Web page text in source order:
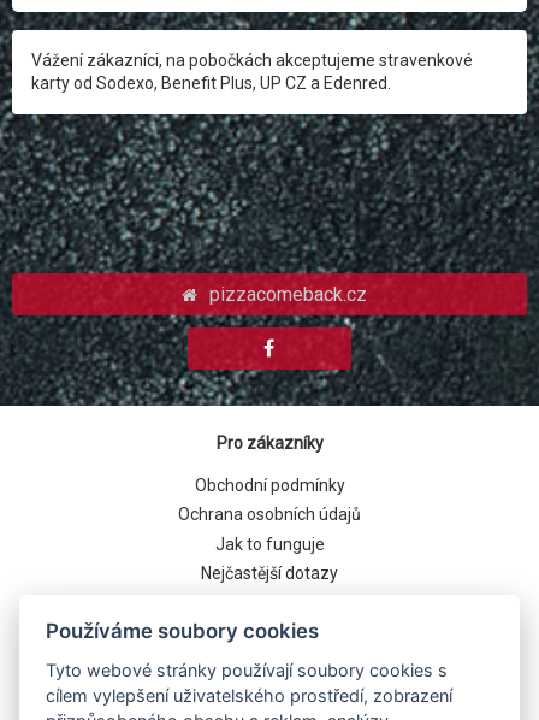
Vážení zákazníci, na pobočkách akceptujeme stravenkové
karty od Sodexo, Benefit Plus, UP CZ a Edenred.
pizzacomeback.cz
Pro zákazníky
Obchodní podmínky
Ochrana osobních údajů
Jak to funguje
Nejčastější dotazy
Používáme soubory cookies
Tyto webové stránky používají soubory cookies s
cílem vylepšení uživatelského prostředí, zobrazení